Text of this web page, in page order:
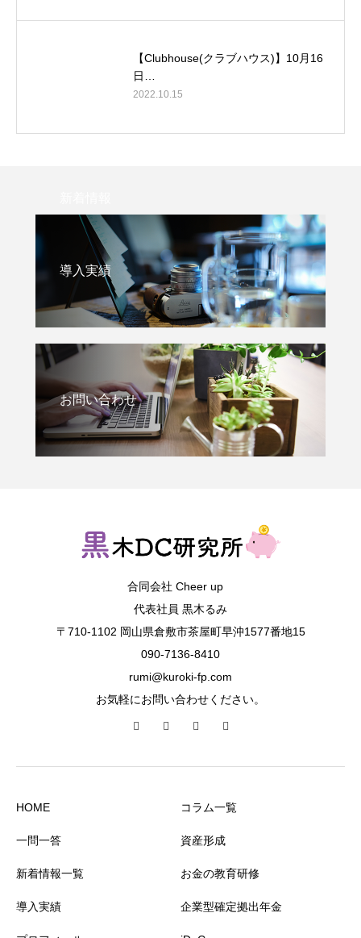
【Clubhouse(クラブハウス)】10月16
日…
2022.10.15
導入実績
お問い合わせ
合同会社 Cheer up
代表社員 黒木るみ
〒710-1102 岡山県倉敷市茶屋町早沖1577番地15
090-7136-8410
rumi@kuroki-fp.com
お気軽にお問い合わせください。
HOME
一問一答
新着情報一覧
導入実績
コラム一覧
資産形成
お金の教育研修
企業型確定拠出年金